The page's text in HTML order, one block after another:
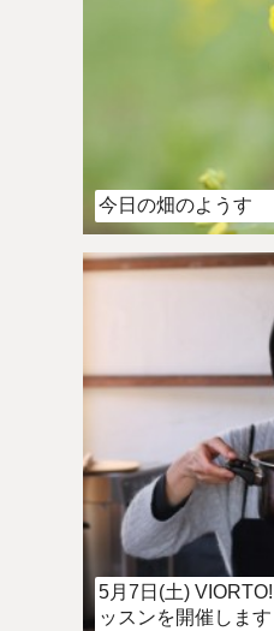
今日の畑のようす
5月7日(土)
ッスンを開催します